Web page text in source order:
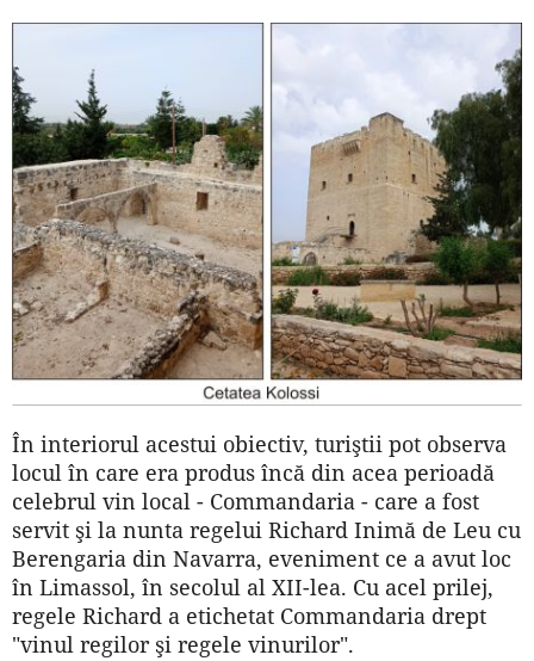
În interiorul acestui obiectiv, turiştii pot observa
locul în care era produs încă din acea perioadă
celebrul vin local - Commandaria - care a fost
servit şi la nunta regelui Richard Inimă de Leu cu
Berengaria din Navarra, eveniment ce a avut loc
în Limassol, în secolul al XII-lea. Cu acel prilej,
regele Richard a etichetat Commandaria drept
"vinul regilor şi regele vinurilor".